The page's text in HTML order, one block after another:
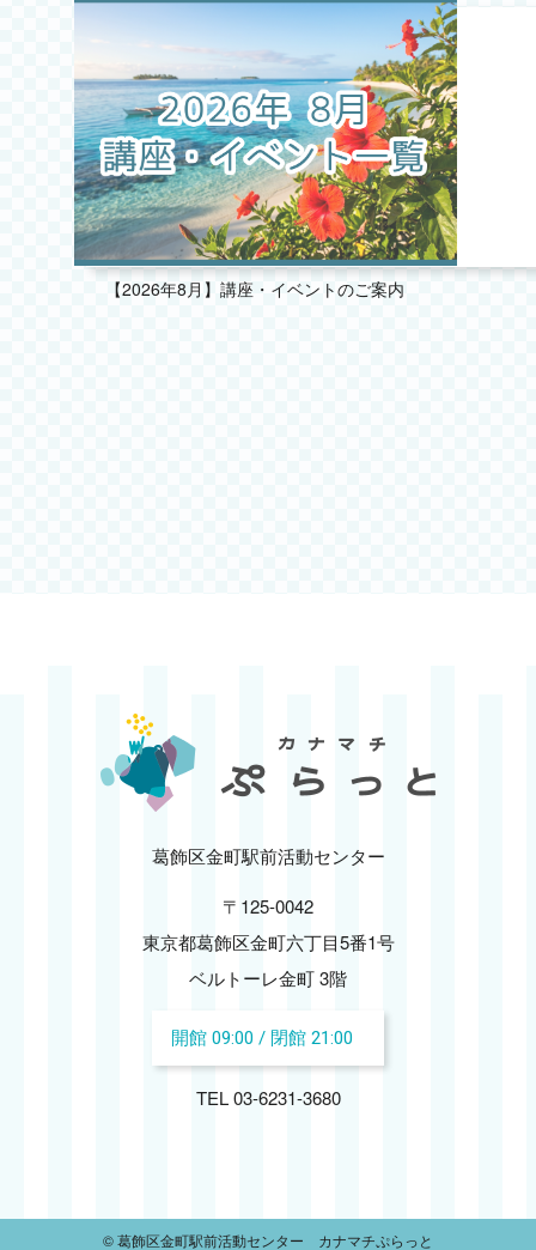
2025.10
2025.09
2025.08
2025.07
2024.11
2024.04
【2026年8月】講座・イベントのご案内
葛飾区金町駅前活動センター
〒125-0042
東京都葛飾区金町六丁目5番1号
ベルトーレ金町 3階
開館 09:00 / 閉館 21:00
TEL 03-6231-3680
© 葛飾区金町駅前活動センター カナマチぷらっと